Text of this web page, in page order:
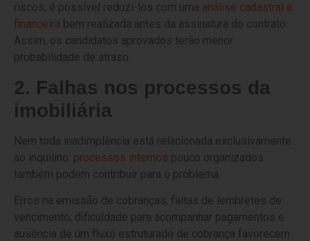
riscos, é possível reduzi-los com uma análise cadastral e
financeira bem realizada antes da assinatura do contrato.
Assim, os candidatos aprovados terão menor
probabilidade de atraso.
2. Falhas nos processos da
imobiliária
Nem toda inadimplência está relacionada exclusivamente
ao inquilino: processos internos pouco organizados
também podem contribuir para o problema.
Erros na emissão de cobranças, faltas de lembretes de
vencimento, dificuldade para acompanhar pagamentos e
ausência de um fluxo estruturado de cobrança favorecem